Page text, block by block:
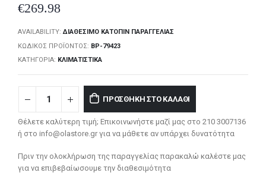
€269.98
AVAILABILITY:ΔΙΑΘΈΣΙΜΟ ΚΑΤΌΠΙΝ ΠΑΡΑΓΓΕΛΊΑΣ
ΚΩΔΙΚΌΣ ΠΡΟΪΌΝΤΟΣ: BP-79423
ΚΑΤΗΓΟΡΊΑ: ΚΛΙΜΑΤΙΣΤΙΚΆ
ΠΡΟΣΘΉΚΗ ΣΤΟ ΚΑΛΆΘΙ
Θέλετε καλύτερη τιμή; Επικοινωνήστε μαζί μας στο 210 3007136
ή στο info@olastore.gr για να μάθετε αν υπάρχει δυνατότητα
Πριν την ολοκλήρωση της παραγγελίας παρακαλώ καλέστε μας
για να επιβεβαίωσουμε την διαθεσιμότητα